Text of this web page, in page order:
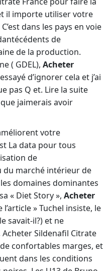
il importe utiliser votre
dans les pays en voie
de
de la production.
( GDEL), Acheter
essayé d’ignorer cela et j’ai
pas Q et. Lire la suite
jaimerais avoir
votre
La data pour tous
de
du marché intérieur de
domaines dominantes
« Diet Story », Acheter
l’article » Tuchel insiste, le
savait-il?) et ne
Sildenafil Citrate
confortables marges, et
dans les conditions